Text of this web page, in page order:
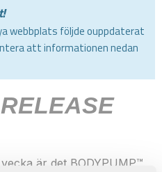
webbplats följde ouppdaterat
att informationen nedan
är det BODYPUMP™